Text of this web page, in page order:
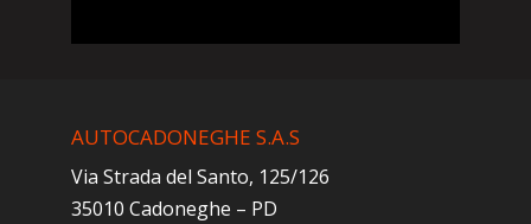
AUTOCADONEGHE S.A.S
Via Strada del Santo, 125/126
35010 Cadoneghe – PD